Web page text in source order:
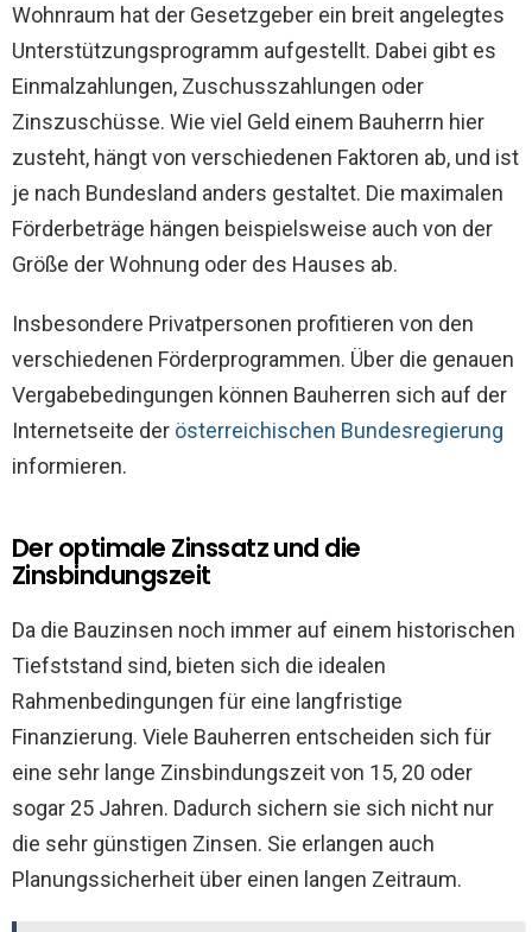
Wohnraum hat der Gesetzgeber ein breit angelegtes
Unterstützungsprogramm aufgestellt. Dabei gibt es
Einmalzahlungen, Zuschusszahlungen oder
Zinszuschüsse. Wie viel Geld einem Bauherrn hier
zusteht, hängt von verschiedenen Faktoren ab, und ist
je nach Bundesland anders gestaltet. Die maximalen
Förderbeträge hängen beispielsweise auch von der
Größe der Wohnung oder des Hauses ab.
Insbesondere Privatpersonen profitieren von den
verschiedenen Förderprogrammen. Über die genauen
Vergabebedingungen können Bauherren sich auf der
Internetseite der österreichischen Bundesregierung
informieren.
Der optimale Zinssatz und die
Zinsbindungszeit
Da die Bauzinsen noch immer auf einem historischen
Tiefststand sind, bieten sich die idealen
Rahmenbedingungen für eine langfristige
Finanzierung. Viele Bauherren entscheiden sich für
eine sehr lange Zinsbindungszeit von 15, 20 oder
sogar 25 Jahren. Dadurch sichern sie sich nicht nur
die sehr günstigen Zinsen. Sie erlangen auch
Planungssicherheit über einen langen Zeitraum.